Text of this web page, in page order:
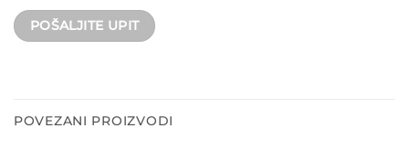
POVEZANI PROIZVODI